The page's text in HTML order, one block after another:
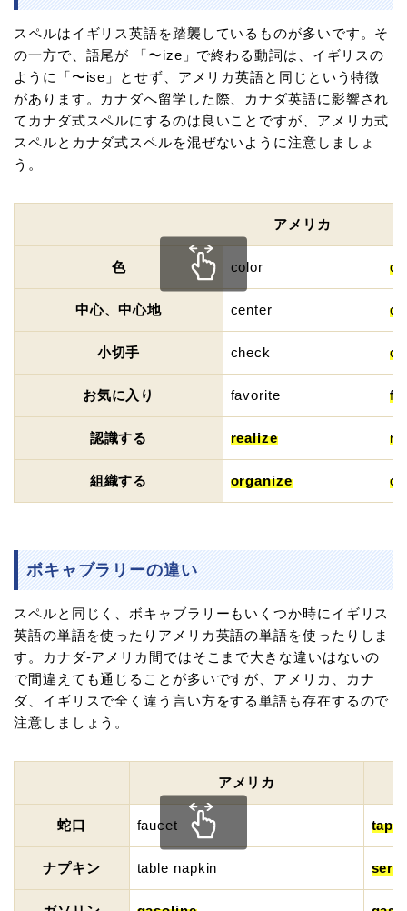
スペルはイギリス英語を踏襲しているものが多いです。そ
の一方で、語尾が 「〜ize」で終わる動詞は、イギリスの
ように「〜ise」とせず、アメリカ英語と同じという特徴
があります。カナダへ留学した際、カナダ英語に影響され
てカナダ式スペルにするのは良いことですが、アメリカ式
スペルとカナダ式スペルを混ぜないように注意しましょ
う。
アメリカ
色 color
中心、中心地 center
小切手 check
お気に入り favorite
認識する realize
組織する organize
ボキャブラリーの違い
スペルと同じく、ボキャブラリーもいくつか時にイギリス
英語の単語を使ったりアメリカ英語の単語を使ったりしま
す。カナダ-アメリカ間ではそこまで大きな違いはないの
で間違えても通じることが多いですが、アメリカ、カナ
ダ、イギリスで全く違う言い方をする単語も存在するので
注意しましょう。
アメリカ
蛇口 faucet tap
ナプキン table napkin